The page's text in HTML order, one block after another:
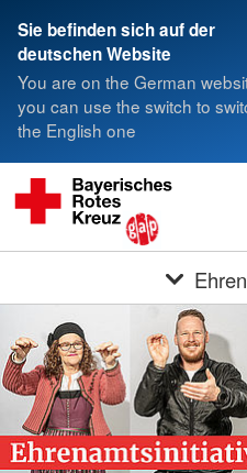
Sie befinden sich auf der
deutschen Website
You are on the German
you can use the switch to
the English one